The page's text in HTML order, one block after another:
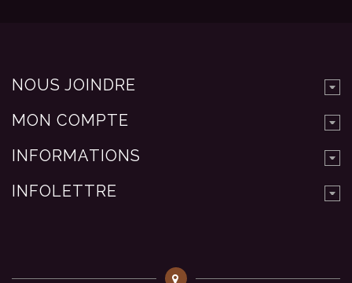
NOUS JOINDRE
MON COMPTE
INFORMATIONS
INFOLETTRE